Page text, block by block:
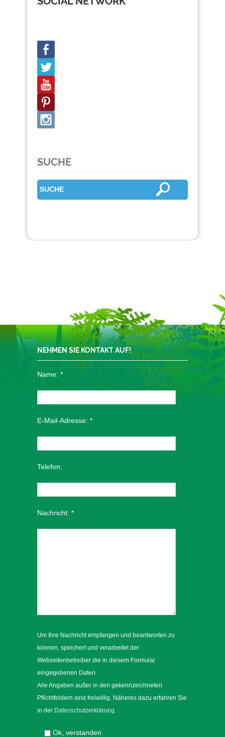
SUCHE
NEHMEN SIE KONTAKT AUF!
Name: *
E-Mail-Adresse: *
Telefon:
Nachricht: *
Um Ihre Nachricht empfangen und beantworten zu
können, speichert und verarbeitet der
Webseitenbetreiber die in diesem Formular
eingegebenen Daten.
Alle Angaben außer in den gekennzeichneten
Pflichtfeldern sind freiwillig. Näheres dazu erfahren Sie
in der Datenschutzerklärung.
Ok, verstanden